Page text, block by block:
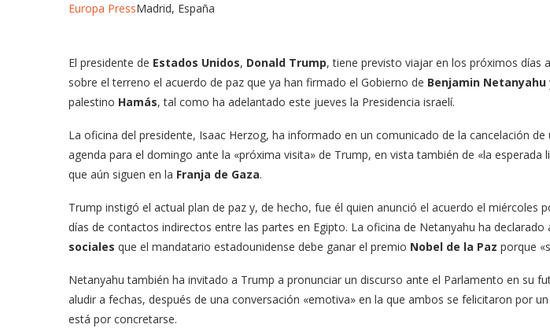
Europa PressMadrid, España
El presidente de Estados Unidos, Donald Trump, tiene previsto viajar en los próximos días
sobre el terreno el acuerdo de paz que ya han firmado el Gobierno de Benjamin Netanyahu
palestino Hamás, tal como ha adelantado este jueves la Presidencia israelí.
La oficina del presidente, Isaac Herzog, ha informado en un comunicado de la cancelación
agenda para el domingo ante la «próxima visita» de Trump, en vista también de «la esperada
que aún siguen en la Franja de Gaza.
Trump instigó el actual plan de paz y, de hecho, fue él quien anunció el acuerdo el miércoles
días de contactos indirectos entre las partes en Egipto. La oficina de Netanyahu ha declarado
sociales que el mandatario estadounidense debe ganar el premio Nobel de la Paz porque
Netanyahu también ha invitado a Trump a pronunciar un discurso ante el Parlamento en su
aludir a fechas, después de una conversación «emotiva» en la que ambos se felicitaron por
está por concretarse.